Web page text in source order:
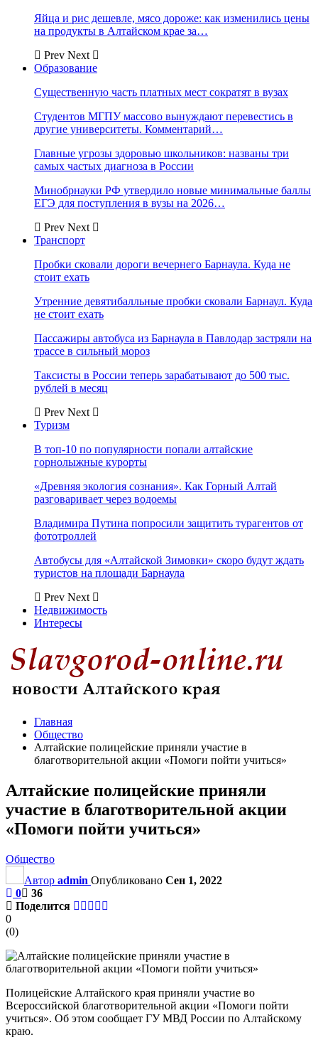
Яйца и рис дешевле, мясо дороже: как изменились цены
на продукты в Алтайском крае за…
Prev Next
Образование
Существенную часть платных мест сократят в вузах
Студентов МГПУ массово вынуждают перевестись в
другие университеты. Комментарий…
Главные угрозы здоровью школьников: названы три
самых частых диагноза в России
Минобрнауки РФ утвердило новые минимальные баллы
ЕГЭ для поступления в вузы на 2026…
Prev Next
Транспорт
Пробки сковали дороги вечернего Барнаула. Куда не
стоит ехать
Утренние девятибалльные пробки сковали Барнаул. Куда
не стоит ехать
Пассажиры автобуса из Барнаула в Павлодар застряли на
трассе в сильный мороз
Таксисты в России теперь зарабатывают до 500 тыс.
рублей в месяц
Prev Next
Туризм
В топ-10 по популярности попали алтайские
горнолыжные курорты
«Древняя экология сознания». Как Горный Алтай
разговаривает через водоемы
Владимира Путина попросили защитить турагентов от
фототроллей
Автобусы для «Алтайской Зимовки» скоро будут ждать
туристов на площади Барнаула
Prev Next
Недвижимость
Интересы
Главная
Общество
Алтайские полицейские приняли участие в
благотворительной акции «Помоги пойти учиться»
Алтайские полицейские приняли
участие в благотворительной акции
«Помоги пойти учиться»
Общество
Автор admin Опубликовано Сен 1, 2022
0
36
Поделится
0
(0)
Полицейские Алтайского края приняли участие во
Всероссийской благотворительной акции «Помоги пойти
учиться». Об этом сообщает ГУ МВД России по Алтайскому
краю.